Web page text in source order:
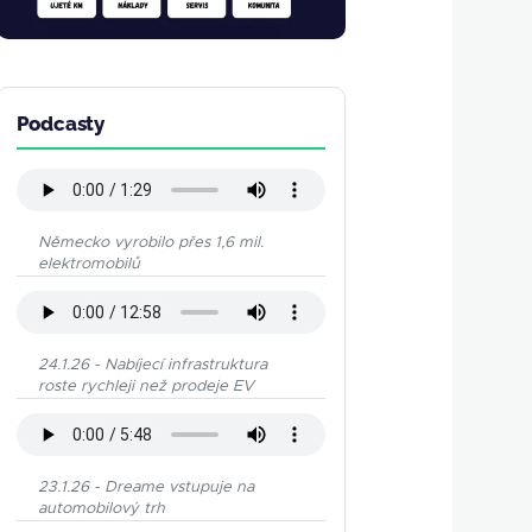
Podcasty
Německo vyrobilo přes 1,6 mil.
elektromobilů
24.1.26 - Nabíjecí infrastruktura
roste rychleji než prodeje EV
23.1.26 - Dreame vstupuje na
automobilový trh